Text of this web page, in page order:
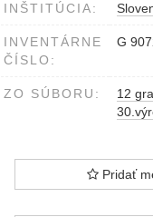
INŠTITÚCIA:
INVENTÁRNE
ČÍSLO:
G
ZO SÚBORU:
12
Pridať